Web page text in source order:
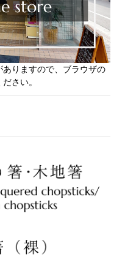
りますので、ブラウザの
さい。